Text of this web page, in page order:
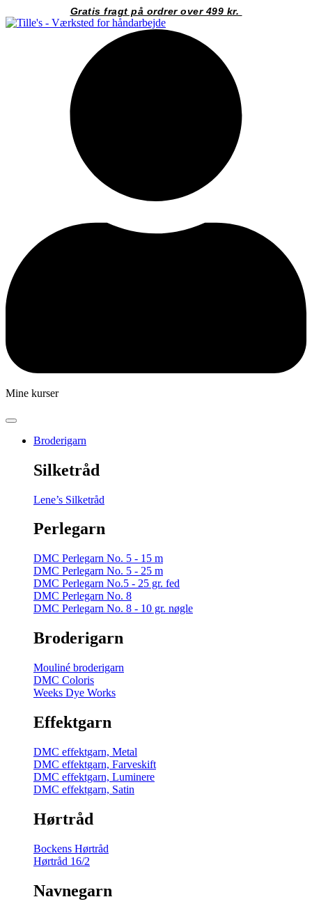
til
Gratis fragt på ordrer over 499 kr.
Mine kurser
Broderigarn
Silketråd
Lene’s Silketråd
Perlegarn
DMC Perlegarn No. 5 - 15 m
DMC Perlegarn No. 5 - 25 m
DMC Perlegarn No.5 - 25 gr. fed
DMC Perlegarn No. 8
DMC Perlegarn No. 8 - 10 gr. nøgle
Broderigarn
Mouliné broderigarn
DMC Coloris
Weeks Dye Works
Effektgarn
DMC effektgarn, Metal
DMC effektgarn, Farveskift
DMC effektgarn, Luminere
DMC effektgarn, Satin
Hørtråd
Bockens Hørtråd
Hørtråd 16/2
Navnegarn